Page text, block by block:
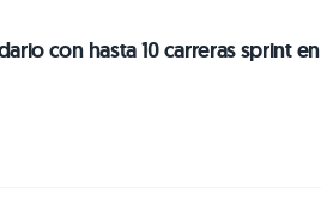
con hasta 10 carreras sprint en